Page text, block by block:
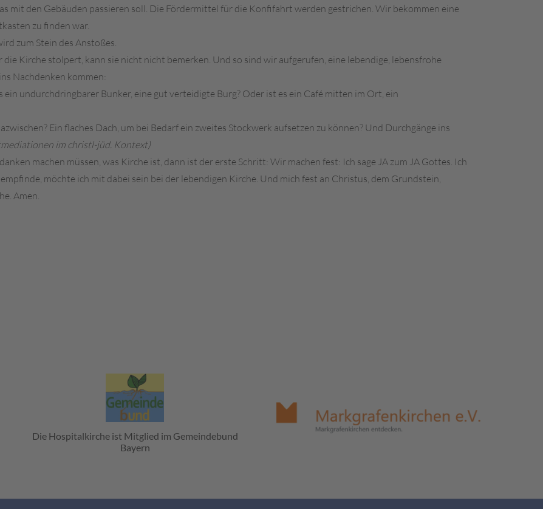
mit den Gebäuden passieren soll. Die Fördermittel für die Konfifahrt werden gestrichen. Wir bekommen eine
zu finden war.
zum Stein des Anstoßes.
Kirche stolpert, kann sie nicht nicht bemerken. Und so sind wir aufgerufen, eine lebendige, lebensfrohe
Nachdenken kommen:
ein undurchdringbarer Bunker, eine gut verteidigte Burg? Oder ist es ein Café mitten im Ort, ein
Ein flaches Dach, um bei Bedarf ein zweites Stockwerk aufsetzen zu können? Und Durchgänge ins
im christl-jüd. Kontext)
machen müssen, was Kirche ist, dann ist der erste Schritt: Wir machen fest: Ich sage JA zum JA Gottes. Ich
möchte ich mit dabei sein bei der lebendigen Kirche. Und mich fest an Christus, dem Grundstein,
Amen.
Die Hospitalkirche ist Mitglied im Gemeindebund
Bayern